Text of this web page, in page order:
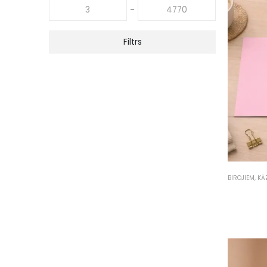
BIROJIEM,
-
Filtrs